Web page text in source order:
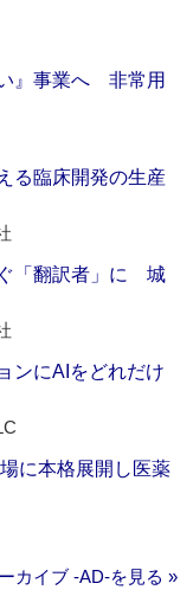
』事業へ 非常用
る臨床開発の生産
ぐ「翻訳者」に 城
ンにAIをどれだけ
に本格展開し医薬
カイブ ‐AD‐を見る »